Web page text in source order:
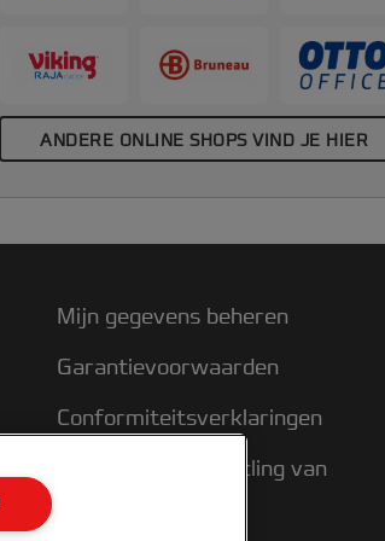
ANDERE ONLINE SHOPS VIND JE HIER
Mijn gegevens beheren
Garantievoorwaarden
Conformiteitsverklaringen
Richtlijnen bij recycling van